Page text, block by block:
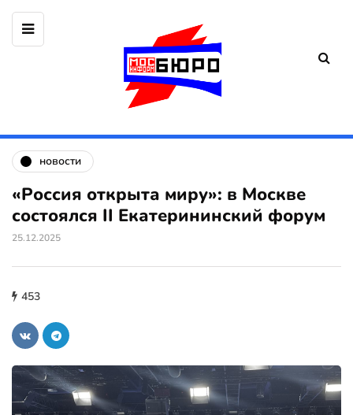
новости
«Россия открыта миру»: в Москве
состоялся II Екатерининский форум
25.12.2025
453